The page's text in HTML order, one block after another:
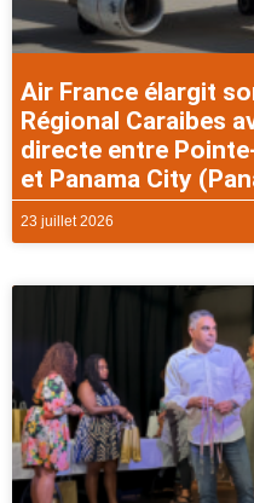
Air France élargit
Régional Caraibes
directe entre
et Panama City
23 juillet 2026